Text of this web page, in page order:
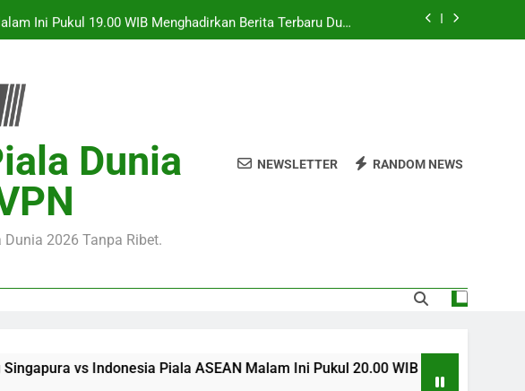
Ini Pukul 19.00 WIB Menghadirkan Berita Terbaru Duel
Persahabatan Dua Klub Terkenal Dari Inggris Dan Jerman
Malam Ini Pukul 22.00 WIB Bersama Jalalive Dengan
Malam Ini Pukul 20.00 WIB di Jalalive Menjadi Sajian
Menarik Untuk Pecinta Sepak Bola Nasional
Ini Pukul 19.00 WIB Menghadirkan Berita Terbaru Duel
Persahabatan Dua Klub Terkenal Dari Inggris Dan Jerman
Dini Hari Ini Pukul 01.00 WIB Lengkap dengan Preview
Dunia
2026 Tanpa Ribet.
NEWSLETTER RANDOM NEWS
Piala ASEAN Malam Ini Pukul 20.00 WIB di Jalalive Menjadi Sajian